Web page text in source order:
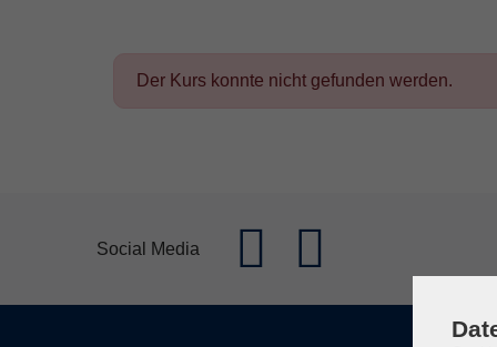
Der Kurs konnte nicht gefunden werden.
Social Media